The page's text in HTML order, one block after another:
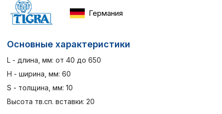
Германия
Основные характеристики
L - длина, мм: от 40 до 650
H - ширина, мм: 60
S - толщина, мм: 10
Высота тв.сп. вставки: 20